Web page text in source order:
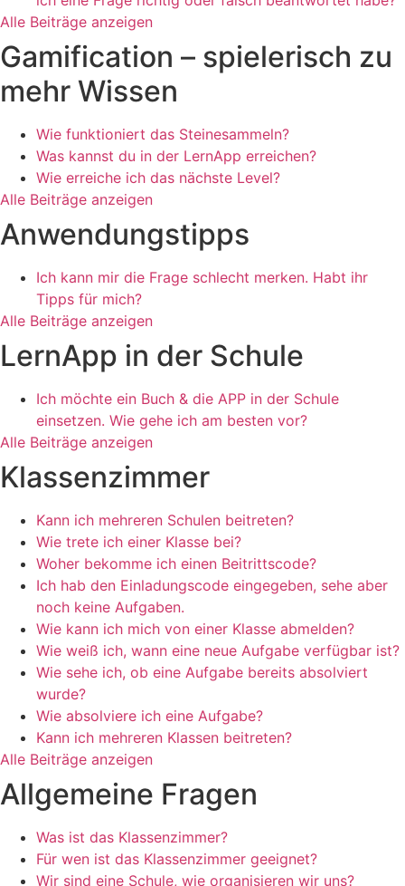
Alle Beiträge anzeigen
Gamification – spielerisch zu
mehr Wissen
Wie funktioniert das Steinesammeln?
Was kannst du in der LernApp erreichen?
Wie erreiche ich das nächste Level?
Alle Beiträge anzeigen
Anwendungstipps
Ich kann mir die Frage schlecht merken. Habt ihr
Tipps für mich?
Alle Beiträge anzeigen
LernApp in der Schule
Ich möchte ein Buch & die APP in der Schule
einsetzen. Wie gehe ich am besten vor?
Alle Beiträge anzeigen
Klassenzimmer
Kann ich mehreren Schulen beitreten?
Wie trete ich einer Klasse bei?
Woher bekomme ich einen Beitrittscode?
Ich hab den Einladungscode eingegeben, sehe aber
noch keine Aufgaben.
Wie kann ich mich von einer Klasse abmelden?
Wie weiß ich, wann eine neue Aufgabe verfügbar ist?
Wie sehe ich, ob eine Aufgabe bereits absolviert
wurde?
Wie absolviere ich eine Aufgabe?
Kann ich mehreren Klassen beitreten?
Alle Beiträge anzeigen
Allgemeine Fragen
Was ist das Klassenzimmer?
Für wen ist das Klassenzimmer geeignet?
Wir sind eine Schule, wie organisieren wir uns?